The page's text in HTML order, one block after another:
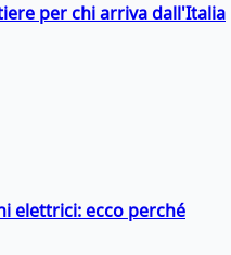
per chi arriva dall'Italia
elettrici: ecco perché